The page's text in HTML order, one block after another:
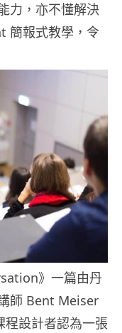
力，亦不懂解決
簡報式教學，令
》一篇由丹
師 Bent Meiser
設計者認為一張